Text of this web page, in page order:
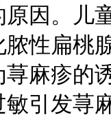
因。儿
性扁桃
麻疹的
引发荨